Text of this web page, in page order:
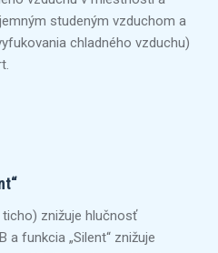
studeným vzduchom a
chladného vzduchu)
ticho) znižuje hlučnosť
a funkcia „Silent“ znižuje